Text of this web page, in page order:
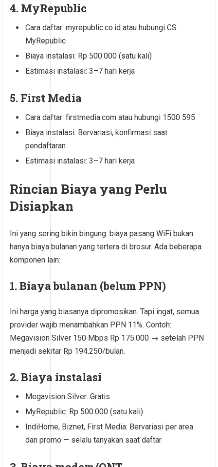
4. MyRepublic
Cara daftar: myrepublic.co.id atau hubungi CS
MyRepublic
Biaya instalasi: Rp 500.000 (satu kali)
Estimasi instalasi: 3–7 hari kerja
5. First Media
Cara daftar: firstmedia.com atau hubungi 1500 595
Biaya instalasi: Bervariasi, konfirmasi saat
pendaftaran
Estimasi instalasi: 3–7 hari kerja
Rincian Biaya yang Perlu
Disiapkan
Ini yang sering bikin bingung: biaya pasang WiFi bukan
hanya biaya bulanan yang tertera di brosur. Ada beberapa
komponen lain:
1. Biaya bulanan (belum PPN)
Ini harga yang biasanya dipromosikan. Tapi ingat, semua
provider wajib menambahkan PPN 11%. Contoh:
Megavision Silver 150 Mbps Rp 175.000 → setelah PPN
menjadi sekitar Rp 194.250/bulan.
2. Biaya instalasi
Megavision Silver: Gratis
MyRepublic: Rp 500.000 (satu kali)
IndiHome, Biznet, First Media: Bervariasi per area
dan promo — selalu tanyakan saat daftar